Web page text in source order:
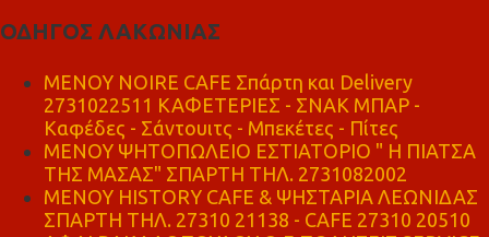
ΟΔΗΓΟΣ ΛΑΚΩΝΙΑΣ
MENOY NOIRE CAFE Σπάρτη και Delivery
2731022511 ΚΑΦΕΤΕΡΙΕΣ - ΣΝΑΚ ΜΠΑΡ -
Καφέδες - Σάντουιτς - Μπεκέτες - Πίτες
ΜΕΝΟΥ ΨΗΤΟΠΩΛΕΙΟ ΕΣΤΙΑΤΟΡΙΟ " Η ΠΙΑΤΣΑ
ΤΗΣ ΜΑΣΑΣ" ΣΠΑΡΤΗ ΤΗΛ. 2731082002
ΜΕΝΟΥ HISTORY CAFE & ΨΗΣΤΑΡΙΑ ΛΕΩΝΙΔΑΣ
ΣΠΑΡΤΗ ΤΗΛ. 27310 21138 - CAFE 27310 20510